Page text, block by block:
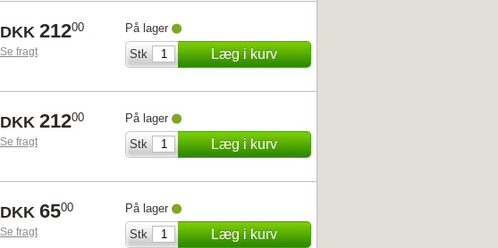
DKK 21200
Se fragt
På lager
Stk
Læg i kurv
DKK 21200
Se fragt
På lager
Stk
Læg i kurv
DKK 6500
Se fragt
På lager
Stk
Læg i kurv